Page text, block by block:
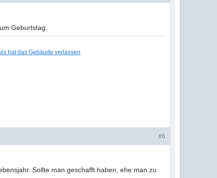
Geburtstag.
hat das Gebäude verlassen
#6
Sollte man geschafft haben, ehe man zu